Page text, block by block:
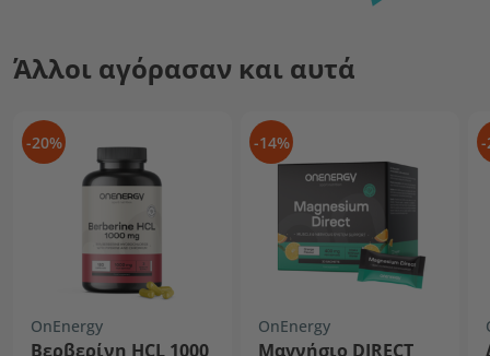
Άλλοι αγόρασαν και αυτά
-20%
OnEnergy
Βερβερίνη HCL 1000
-14%
OnEnergy
Μαγνήσιο DIRECT
-